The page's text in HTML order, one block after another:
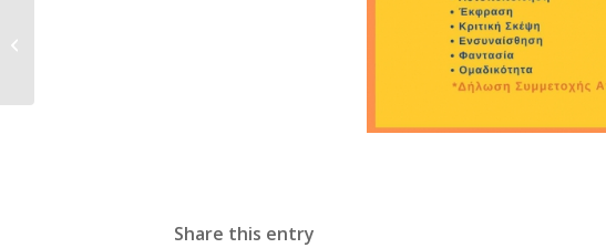
Share this entry